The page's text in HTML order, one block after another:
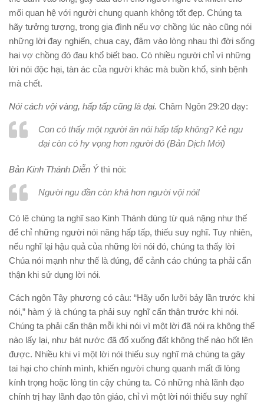
mối quan hệ với người chung quanh không tốt đẹp. Chúng ta
hãy tưởng tượng, trong gia đình nếu vợ chồng lúc nào cũng nói
những lời đay nghiến, chua cay, đâm vào lòng nhau thì đời sống
hai vợ chồng đó đau khổ biết bao. Có nhiều người chỉ vì những
lời nói độc hại, tàn ác của người khác mà buồn khổ, sinh bệnh
mà chết.
Nói cách vội vàng, hấp tấp cũng là dại. Châm Ngôn 29:20 dạy:
Con có thấy một người ăn nói hấp tấp không? Kẻ ngu
dại còn có hy vọng hơn người đó (Bản Dịch Mới)
Bản Kinh Thánh Diễn Ýthì nói:
Người ngu đần còn khá hơn người vội nói!
Có lẽ chúng ta nghĩ sao Kinh Thánh dùng từ quá nặng như thế
để chỉ những người nói năng hấp tấp, thiếu suy nghĩ. Tuy nhiên,
nếu nghĩ lại hậu quả của những lời nói đó, chúng ta thấy lời
Chúa nói mạnh như thế là đúng, để cảnh cáo chúng ta phải cẩn
thận khi sử dụng lời nói.
Cách ngôn Tây phương có câu: “Hãy uốn lưỡi bảy lần trước khi
nói,” hàm ý là chúng ta phải suy nghĩ cẩn thận trước khi nói.
Chúng ta phải cẩn thận mỗi khi nói vì một lời đã nói ra không thể
nào lấy lại, như bát nước đã đổ xuống đất không thể nào hốt lên
được. Nhiều khi vì một lời nói thiếu suy nghĩ mà chúng ta gây
tai hại cho chính mình, khiến người chung quanh mất đi lòng
kính trọng hoặc lòng tin cậy chúng ta. Có những nhà lãnh đạo
chính trị hay lãnh đạo tôn giáo, chỉ vì một lời nói thiếu suy nghĩ